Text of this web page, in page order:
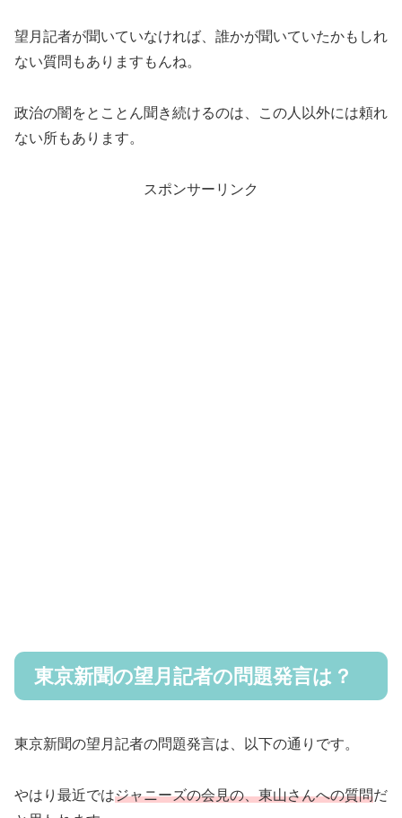
望月記者が聞いていなければ、誰かが聞いていたかもしれ
ない質問もありますもんね。
政治の闇をとことん聞き続けるのは、この人以外には頼れ
ない所もあります。
スポンサーリンク
東京新聞の望月記者の問題発言は？
東京新聞の望月記者の問題発言は、以下の通りです。
やはり最近ではジャニーズの会見の、東山さんへの質問だ